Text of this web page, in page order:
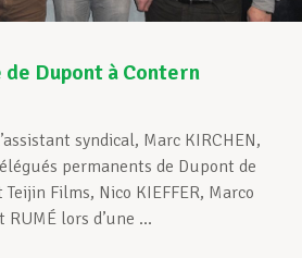
de Dupont à Contern
syndical, Marc KIRCHEN,
permanents de Dupont de
Films, Nico KIEFFER, Marco
lors d’une ...